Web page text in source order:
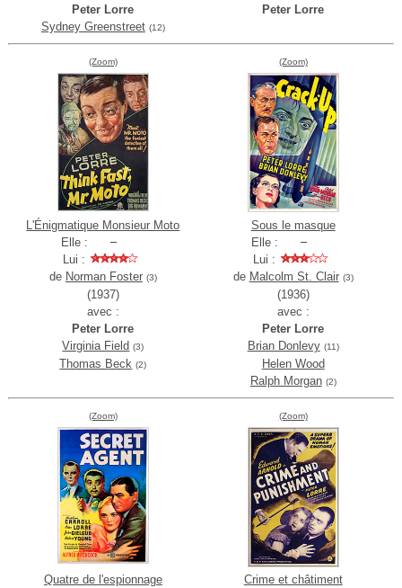
Peter Lorre
Sydney Greenstreet (12)
Peter Lorre
(Zoom)
L'Énigmatique Monsieur Moto
Elle :
Lui :
de Norman Foster (3)
(1937)
avec :
Peter Lorre
Virginia Field (3)
Thomas Beck (2)
(Zoom)
Sous le masque
Elle :
Lui :
de Malcolm St. Clair (3)
(1936)
avec :
Peter Lorre
Brian Donlevy (11)
Helen Wood
Ralph Morgan (2)
(Zoom)
Quatre de l'espionnage
(Zoom)
Crime et châtiment